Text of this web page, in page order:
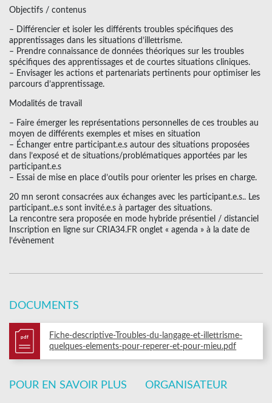
Objectifs / contenus
– Différencier et isoler les différents troubles spécifiques des
apprentissages dans les situations d’illettrisme.
– Prendre connaissance de données théoriques sur les troubles
spécifiques des apprentissages et de courtes situations cliniques.
– Envisager les actions et partenariats pertinents pour optimiser les
parcours d’apprentissage.
Modalités de travail
– Faire émerger les représentations personnelles de ces troubles au
moyen de différents exemples et mises en situation
– Échanger entre participant.e.s autour des situations proposées
dans l’exposé et de situations/problématiques apportées par les
participant.e.s
– Essai de mise en place d’outils pour orienter les prises en charge.
20 mn seront consacrées aux échanges avec les participant.e.s.. Les
participant..e.s sont invité.e.s à partager des situations.
La rencontre sera proposée en mode hybride présentiel / distanciel
Inscription en ligne sur CRIA34.FR onglet « agenda » à la date de
l’évènement
DOCUMENTS
pdf
Fiche-descriptive-Troubles-du-langage-et-illettrisme-
quelques-elements-pour-reperer-et-pour-mieu.pdf
POUR EN SAVOIR PLUS ORGANISATEUR